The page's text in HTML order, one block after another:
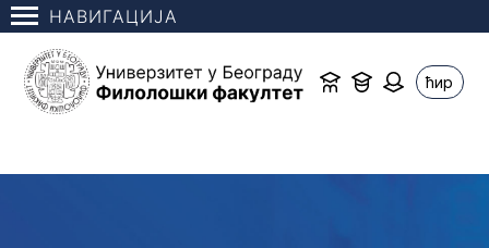
НАВИГАЦИЈА
ћир